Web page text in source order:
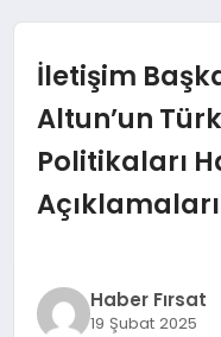
TEKNOLOJİ
SAĞLIK
EKONOMİ
MAGAZİN
İletişim
Altun’un
Politikaları
Açıklamaları
Haber Fırsat
19 Şubat 2025